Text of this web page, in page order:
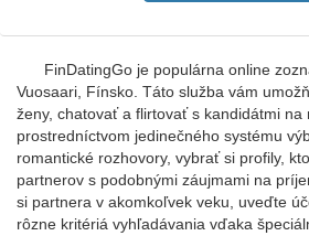
FinDatingGo je populárna online
Vuosaari, Fínsko. Táto služba vám
ženy, chatovať a flirtovať s kandidátmi na
prostredníctvom jedinečného systému
romantické rozhovory, vybrať si profily,
partnerov s podobnými záujmami na
si partnera v akomkoľvek veku, uveďte
rôzne kritériá vyhľadávania vďaka